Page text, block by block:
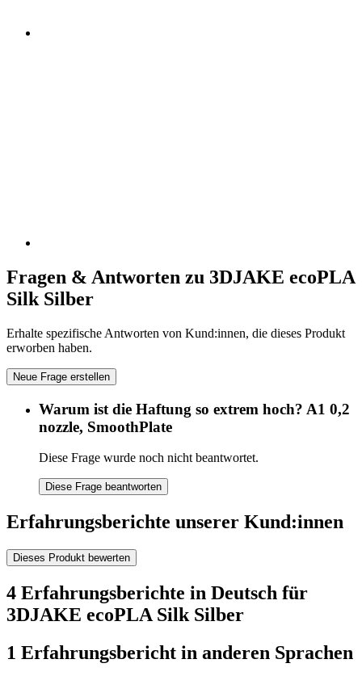
Fragen & Antworten zu 3DJAKE ecoPLA
Silk Silber
Erhalte spezifische Antworten von Kund:innen, die dieses Produkt
erworben haben.
Neue Frage erstellen
Warum ist die Haftung so extrem hoch? A1 0,2
nozzle, SmoothPlate
Diese Frage wurde noch nicht beantwortet.
Diese Frage beantworten
Erfahrungsberichte unserer Kund:innen
Dieses Produkt bewerten
4 Erfahrungsberichte in Deutsch für
3DJAKE ecoPLA Silk Silber
1 Erfahrungsbericht in anderen Sprachen